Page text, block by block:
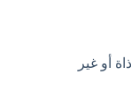
أو غير